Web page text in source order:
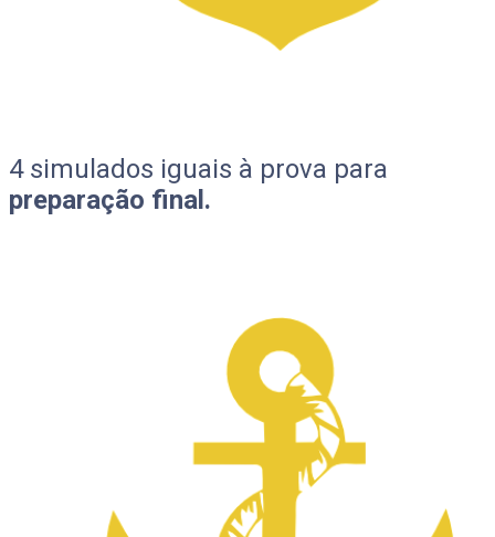
4 simulados iguais à prova para
preparação final.